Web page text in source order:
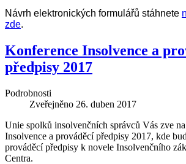
Návrh elektronických formulářů stáhnete
zde.
Konference Insolvence a
předpisy 2017
Podrobnosti
Zveřejněno 26. duben 2017
Unie spolků insolvenčních správců Vás zve
Insolvence a prováděcí předpisy 2017, kde
prováděcí předpisy k novele Insolvenčního
Centra.